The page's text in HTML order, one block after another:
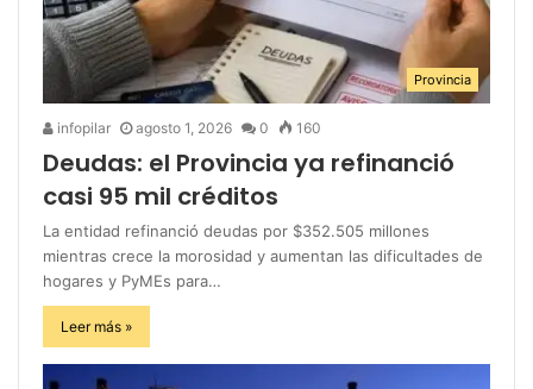
Provincia
infopilar agosto 1, 2026 0 160
Deudas: el Provincia ya refinanció
casi 95 mil créditos
La entidad refinanció deudas por $352.505 millones
mientras crece la morosidad y aumentan las dificultades de
hogares y PyMEs para…
Leer más »